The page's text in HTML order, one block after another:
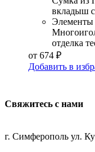
вкладыш с
Элементы
отделка
от 674 ₽
Добавить в
Свяжитесь с нами
г. Симферополь ул.